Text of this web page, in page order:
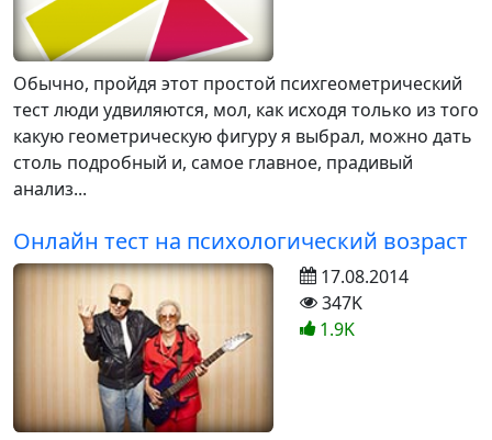
Обычно, пройдя этот простой психгеометрический
тест люди удвиляются, мол, как исходя только из того
какую геометрическую фигуру я выбрал, можно дать
столь подробный и, самое главное, прадивый
анализ...
Онлайн тест на психологический возраст
17.08.2014
347K
1.9K